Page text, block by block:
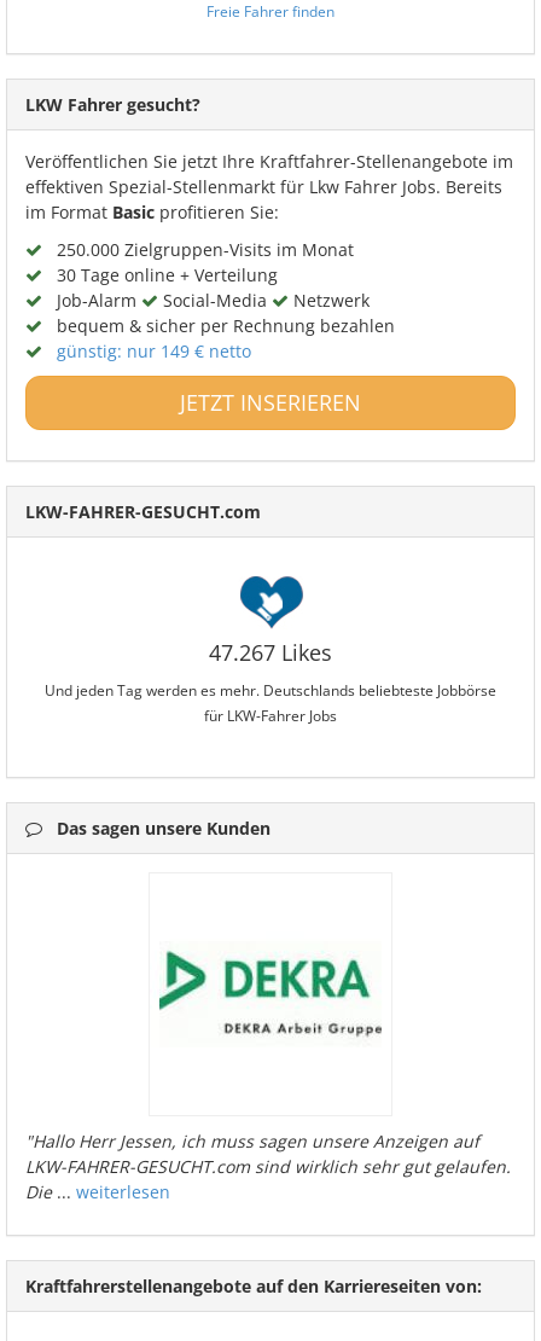
Freie Fahrer finden
LKW Fahrer gesucht?
Veröffentlichen Sie jetzt Ihre Kraftfahrer-Stellenangebote im
effektiven Spezial-Stellenmarkt für Lkw Fahrer Jobs. Bereits
im Format Basic profitieren Sie:
250.000 Zielgruppen-Visits im Monat
30 Tage online + Verteilung
Job-Alarm
Social-Media
Netzwerk
bequem & sicher per Rechnung bezahlen
günstig: nur 149 € netto
JETZT INSERIEREN
LKW-FAHRER-GESUCHT.com
47.267 Likes
Und jeden Tag werden es mehr. Deutschlands beliebteste Jobbörse
für LKW-Fahrer Jobs
Das sagen unsere Kunden
"Hallo Herr Jessen, ich muss sagen unsere Anzeigen auf
LKW-FAHRER-GESUCHT.com sind wirklich sehr gut gelaufen.
Die... weiterlesen
Kraftfahrerstellenangebote auf den Karriereseiten von: